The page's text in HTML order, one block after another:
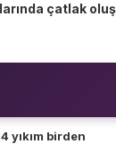
çatlak
yıkım birden